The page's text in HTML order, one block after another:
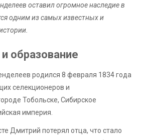
оставил огромное наследие в
одним из самых известных и
образование
родился 8 февраля 1834 года
селекционеров и
Тобольске, Сибирское
империя.
Дмитрий потерял отца, что стало